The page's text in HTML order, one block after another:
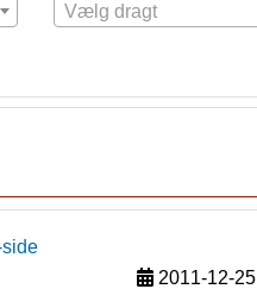
Vælg dragt
2011-12-25